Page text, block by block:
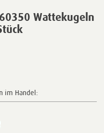
Wattekugeln
im Handel: